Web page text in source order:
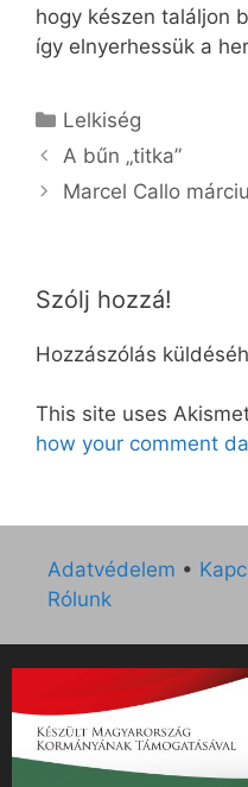
hogy készen találjon
így elnyerhessük a
Kategória
Lelkiség
A bűn „titka”
Marcel Callo
Szólj hozzá!
Hozzászólás
This site uses
how your comment
Adatvédelem •
Rólunk